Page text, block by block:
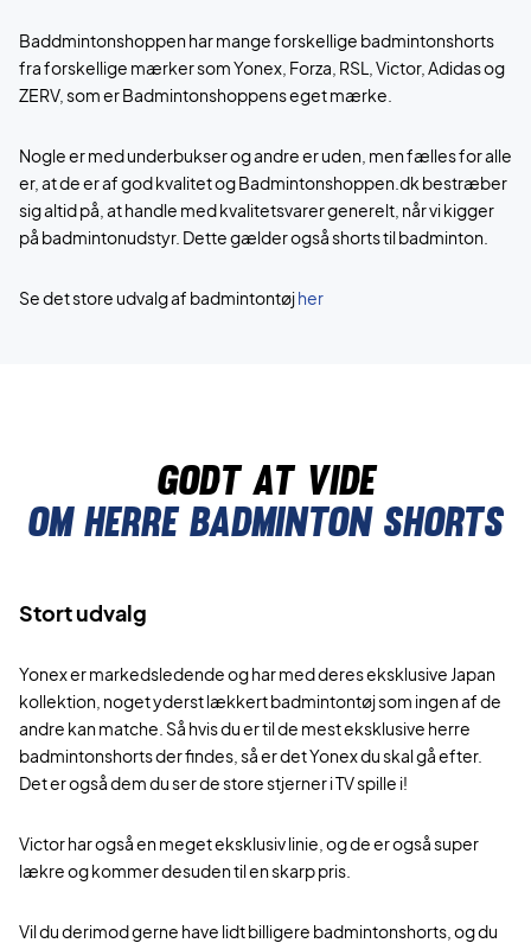
Baddmintonshoppen har mange forskellige badmintonshorts
fra forskellige mærker som Yonex, Forza, RSL, Victor, Adidas og
ZERV, som er Badmintonshoppens eget mærke.
Nogle er med underbukser og andre er uden, men fælles for alle
er, at de er af god kvalitet og Badmintonshoppen.dk bestræber
sig altid på, at handle med kvalitetsvarer generelt, når vi kigger
på badmintonudstyr. Dette gælder også shorts til badminton.
Se det store udvalg af badmintontøjher
Godt at vide
Om herre badminton shorts
Stort udvalg
Yonex er markedsledende og har med deres eksklusive Japan
kollektion, noget yderst lækkert badmintontøj som ingen af de
andre kan matche. Så hvis du er til de mest eksklusive herre
badmintonshorts der findes, så er det Yonex du skal gå efter.
Det er også dem du ser de store stjerner i TV spille i!
Victor har også en meget eksklusiv linie, og de er også super
lækre og kommer desuden til en skarp pris.
Vil du derimod gerne have lidt billigere badmintonshorts, og du